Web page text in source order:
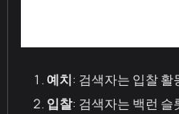
예치: 검색자는 입찰 활
입찰: 검색자는 백런